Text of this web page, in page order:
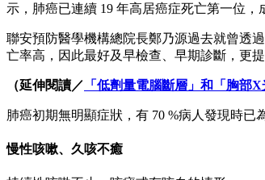
示，肺癌已連續 19 年高居癌症死亡第一位，
聯安預防醫學機構總院長鄭乃源過去就曾透
亡率高，因此最好及早檢查、早期診斷，更
（延伸閱讀／ 「低劑量電腦斷層」和「胸部
肺癌初期無明顯症狀，有 70 %病人發現時已
慢性咳嗽、久咳不癒